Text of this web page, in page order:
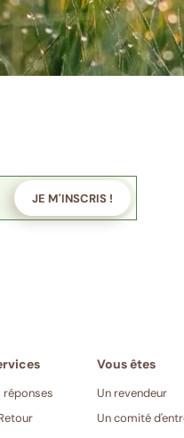
JE M'INSCRIS !
réponses
Un revendeur
Un comité